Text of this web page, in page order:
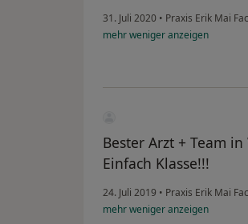
31. Juli 2020 • Praxis Erik Mai
mehrwenigeranzeigen
Bester Arzt + Team
Einfach Klasse!!!
24. Juli 2019 • Praxis Erik Mai
mehrwenigeranzeigen